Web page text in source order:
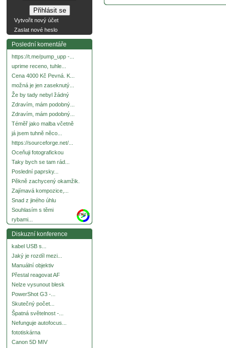
Vytvořit nový účet
Zaslat nové heslo
Poslední komentáře
https://t.me/pump_upp -...
uprime receno, tuhle...
Cena 4000 Kč Pevná. K...
možná je jen zaseknutý...
Že by tady nebyl žádný
Zdravím, mám podobný...
Zdravím, mám podobný...
Téměř jako malba včetně
já jsem tuhně něco...
https://sourceforge.net/...
Oceňuji fotografickou
Taky bych se tam rád...
Poslední paprsky...
Pěkně zachycený okamžik.
Zajímavá kompozice,...
Snad z jiného úhlu
Souhlasím s těmi
rybami...
more
Diskuzní konference
kabel USB s...
Jaký je rozdíl mezi...
Manuální objektiv
Přestal reagovat AF
Nelze vysunout blesk
PowerShot G3 -...
Skutečný počet...
Špatná světelnost -...
Nefunguje autofocus...
fototiskárna
Canon 5D MIV